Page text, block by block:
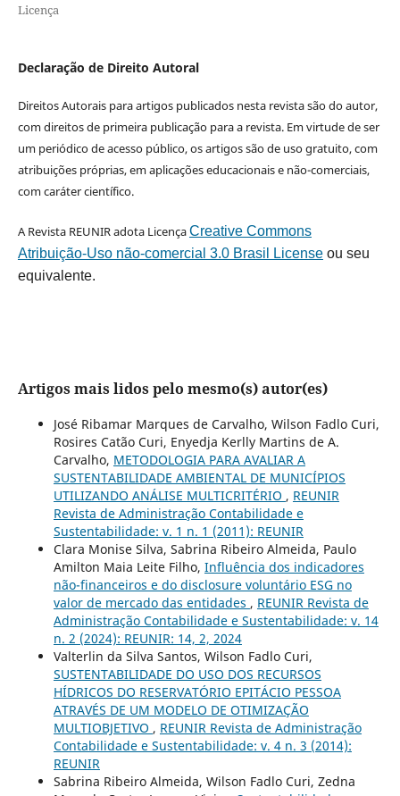
Licença
Declaração de Direito Autoral
Direitos Autorais para artigos publicados nesta revista são do autor,
com direitos de primeira publicação para a revista. Em virtude de ser
um periódico de acesso público, os artigos são de uso gratuito, com
atribuições próprias, em aplicações educacionais e não-comerciais,
com caráter científico.
A Revista REUNIR adota LicençaCreative Commons
Atribuição-Uso não-comercial 3.0 Brasil Licenseou seu
equivalente.
Artigos mais lidos pelo mesmo(s) autor(es)
José Ribamar Marques de Carvalho, Wilson Fadlo Curi,
Rosires Catão Curi, Enyedja Kerlly Martins de A.
Carvalho, METODOLOGIA PARA AVALIAR A
SUSTENTABILIDADE AMBIENTAL DE MUNICÍPIOS
UTILIZANDO ANÁLISE MULTICRITÉRIO , REUNIR
Revista de Administração Contabilidade e
Sustentabilidade: v. 1 n. 1 (2011): REUNIR
Clara Monise Silva, Sabrina Ribeiro Almeida, Paulo
Amilton Maia Leite Filho, Influência dos indicadores
não-financeiros e do disclosure voluntário ESG no
valor de mercado das entidades , REUNIR Revista de
Administração Contabilidade e Sustentabilidade: v. 14
n. 2 (2024): REUNIR: 14, 2, 2024
Valterlin da Silva Santos, Wilson Fadlo Curi,
SUSTENTABILIDADE DO USO DOS RECURSOS
HÍDRICOS DO RESERVATÓRIO EPITÁCIO PESSOA
ATRAVÉS DE UM MODELO DE OTIMIZAÇÃO
MULTIOBJETIVO , REUNIR Revista de Administração
Contabilidade e Sustentabilidade: v. 4 n. 3 (2014):
REUNIR
Sabrina Ribeiro Almeida, Wilson Fadlo Curi, Zedna